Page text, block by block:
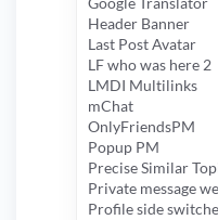
Header Banner
Last Post Avatar
LF who was here 2
LMDI Multilinks
mChat
OnlyFriendsPM
Popup PM
Precise Similar
Private message
Profile side